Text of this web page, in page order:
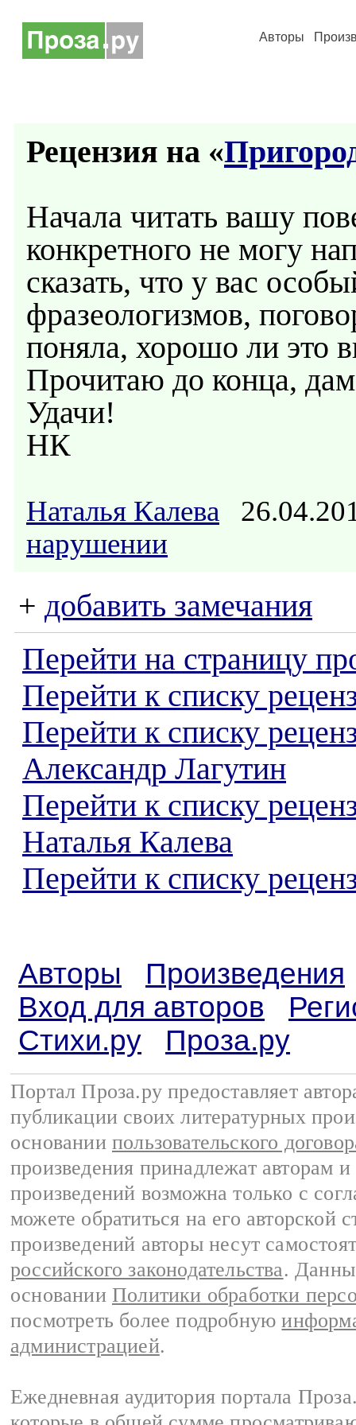
Авторы
Рецензия на «
Начала читать вашу
конкретного не могу
сказать, что у вас
фразеологизмов,
поняла, хорошо ли это
Прочитаю до конца,
Удачи!
НК
Наталья Калева
нарушении
+ добавить замечания
Перейти на страницу
Перейти к списку
Перейти к списку
Александр Лагутин
Перейти к списку
Наталья Калева
Перейти к списку
Авторы
Произведения
Вход для авторов
Стихи.ру
Проза.ру
Портал Проза.ру предоставляет
публикации своих литературных
основании пользовательского
произведения принадлежат авторам
произведений возможна только с
можете обратиться на его авторской
произведений авторы несут
российского законодательства.
основании Политики обработки
посмотреть более подробную
администрацией.
Ежедневная аудитория портала